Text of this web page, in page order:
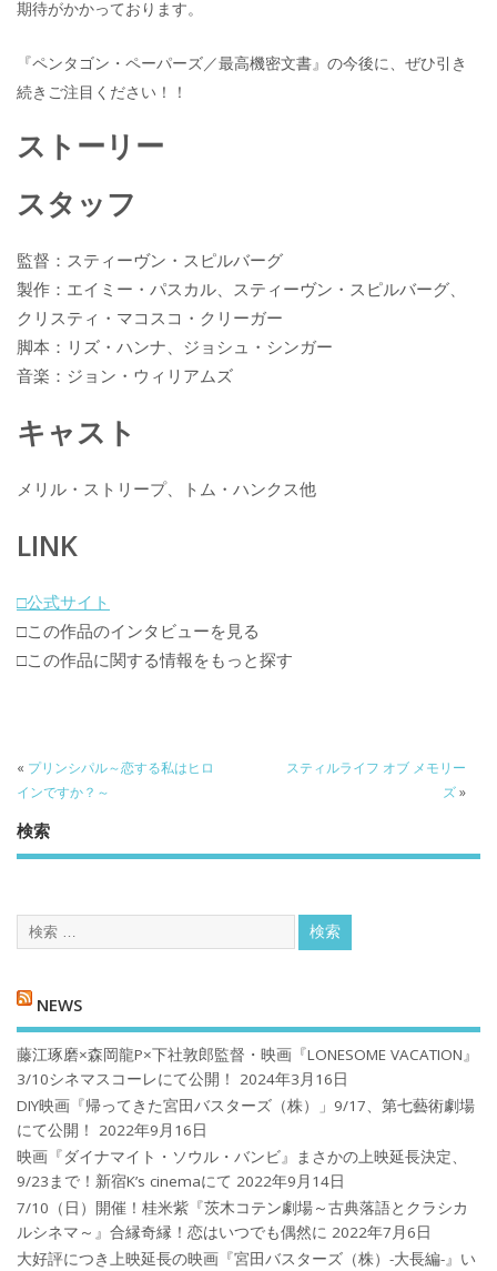
期待がかかっております。
『ペンタゴン・ペーパーズ／最高機密文書』の今後に、ぜひ引き
続きご注目ください！！
ストーリー
スタッフ
監督：スティーヴン・スピルバ​​ーグ
製作：エイミー・パスカル、スティーヴン・スピルバーグ、
クリスティ・マコスコ・クリーガー
脚本：リズ・ハンナ、ジョシュ・シンガー
音楽：ジョン・ウィリアムズ
キャスト
メリル・ストリープ、トム・ハンクス他
LINK
□公式サイト
□この作品のインタビューを見る
□この作品に関する情報をもっと探す
« プリンシパル～恋する私はヒロ
インですか？～
スティルライフ オブ メモリー
ズ»
検索
NEWS
藤江琢磨×森岡龍P×下社敦郎監督・映画『LONESOME VACATION』
3/10シネマスコーレにて公開！
2024年3月16日
DIY映画『帰ってきた宮田バスターズ（株）」9/17、第七藝術劇場
にて公開！
2022年9月16日
映画『ダイナマイト・ソウル・バンビ』まさかの上映延長決定、
9/23まで！新宿K’s cinemaにて 2022年9月14日
7/10（日）開催！桂米紫『茨木コテン劇場～古典落語とクラシカ
ルシネマ～』合縁奇縁！恋はいつでも偶然に 2022年7月6日
大好評につき上映延長の映画『宮田バスターズ（株）-大長編-』い